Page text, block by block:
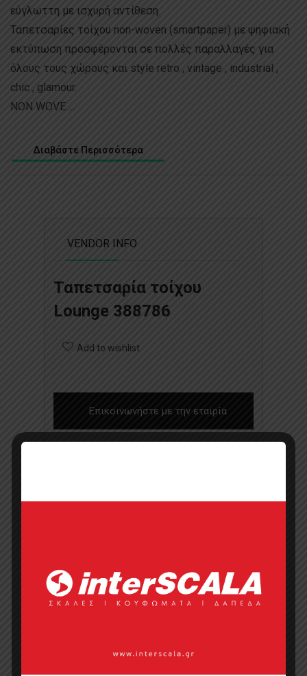
εύγλωττη με ισχυρή αντίθεση.
Ταπετσαρίες τοίχου non-woven (smartpaper) με ψηφιακή
εκτύπωση προσφέρονται σε πολλές παραλλαγές για
όλους τους χώρους και style retro , vintage , industrial ,
chic , glamour.
NON WOVE ...
Διαβάστε Περισσότερα
VENDOR INFO
Ταπετσαρία τοίχου
Lounge 388786
Add to wishlist
Επικοινωνήστε με την εταιρία
Προσφορά
Σημεία πώλησης